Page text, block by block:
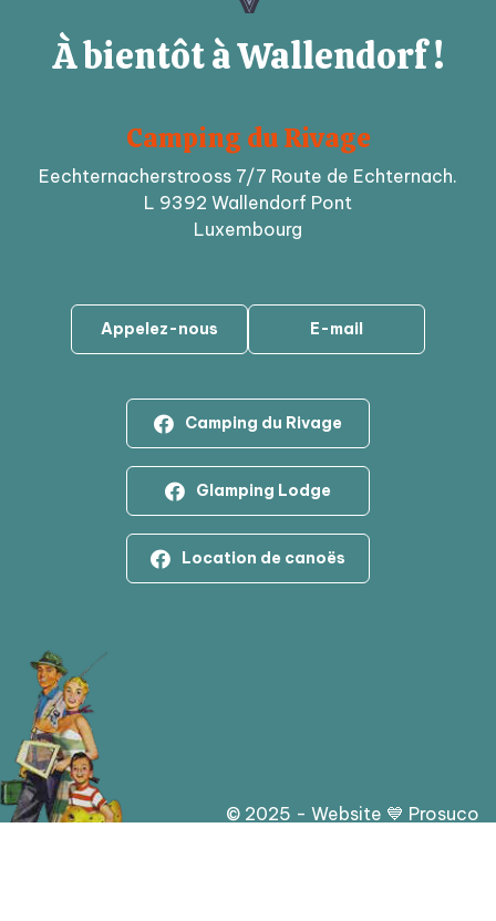
À bientôt à Wallendorf !
Camping du Rivage
Eechternacherstrooss 7/7 Route de Echternach.
L 9392 Wallendorf Pont
Luxembourg
Appelez-nous E-mail
Camping du Rivage
Glamping Lodge
Location de canoës
© 2025 - Website 💙 Prosuco